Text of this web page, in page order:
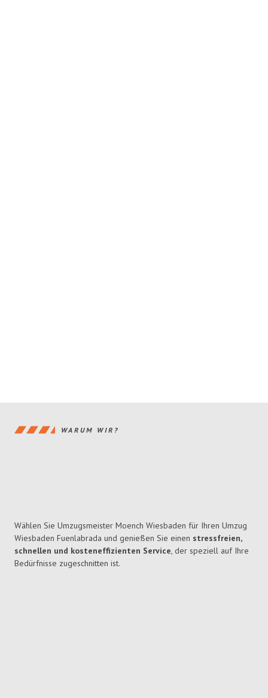
WARUM WIR?
Wählen Sie Umzugsmeister Moench Wiesbaden für Ihren Umzug
Wiesbaden Fuenlabrada und genießen Sie einen stressfreien,
schnellen und kosteneffizienten Service, der speziell auf Ihre
Bedürfnisse zugeschnitten ist.